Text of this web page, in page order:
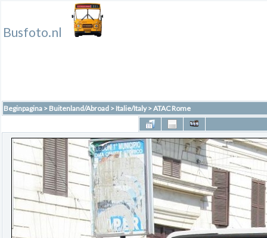
Busfoto.nl
Beginpagina > Buitenland/Abroad > Italie/Italy>ATAC Rome